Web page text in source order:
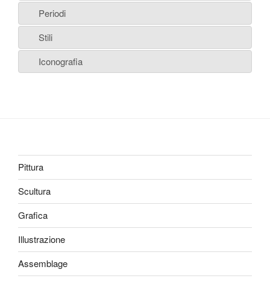
Periodi
Stili
Iconografia
Pittura
Scultura
Grafica
Illustrazione
Assemblage